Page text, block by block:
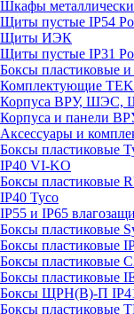
Шкафы
Щиты пустые IP54
Щиты ИЭК
Щиты пустые IP31
Боксы пластиковые
Комплектующие
Корпуса ВРУ,
Корпуса и панели
Аксессуары и
Боксы пластиковые
IP40 VI-KO
Боксы пластиковые
IP40 Тусо
IP55 и IP65
Боксы пластиковые
Боксы пластиковые
Боксы пластиковые
Боксы пластиковые
Боксы ЩРН(В)-П
Боксы пластиковые